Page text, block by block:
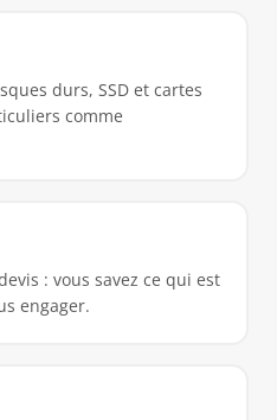
durs, SSD et cartes
comme
: vous savez ce qui est
engager.